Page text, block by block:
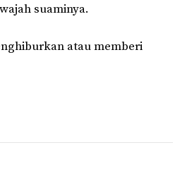
suaminya.
atau memberi